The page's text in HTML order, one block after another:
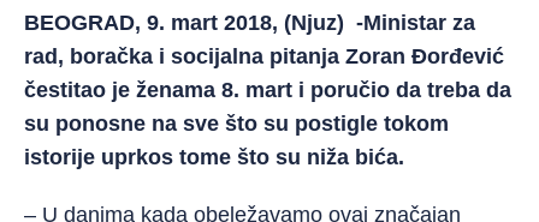
BEOGRAD, 9. mart 2018, (Njuz) -Ministar za
rad, boračka i socijalna pitanja Zoran Đorđević
čestitao je ženama 8. mart i poručio da treba da
su ponosne na sve što su postigle tokom
istorije uprkos tome što su niža bića.
– U danima kada obeležavamo ovaj značajan